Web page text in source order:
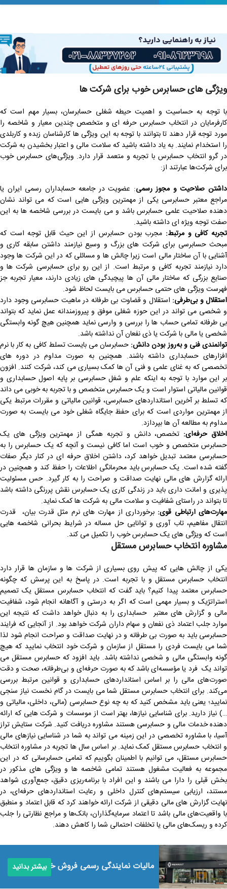
ویژگی های حسابرس خوب برای شرکت ها
با توجه به حساسیت و اهمیت حیطه شغلی حسابرسان، بسیار مهم است که
کارفرمایان در انتخاب حسابرس حرفه ای و متخصص چندین معیار و شاخصه را
مورد توجه قرار دهند تا بتوانند با توجه به این ویژگی ها کارشناسان زبده و کاربلدی
را استخدام نمایند. به یاد داشته باشید که سلامت مالی و اعتبار بخشیدن به شرکت
در گرو انتخاب حسابرس با تجربه و متعمد قرار دارد. ویژگی‌های حسابرس خوب
برای شرکت‌ها عبارتند از:
داشتن صلاحیت و مجوز رسمی: عضویت در جامعه حسابداران رسمی ایران یا
مراجع معتبر حسابرسی یکی از مهمترین ویژگی هایی است که می تواند نشان
دهنده صلاحیت علمی حسابرس باشد و می بایست در بررسی شاخصه ها به این
صفت توجه ویژه ای داشته باشید.
تجربه کافی و مرتبط: مجرب بودن حسابرس از این حیث قابل توجه است که
مبحث حسابرسی برای شرکت های بزرگ و وسیع نیازمند داشتن سابقه کاری و
آشنایی با آن ساختار مالی است زیرا چالش ها و مسائلی که در این شرکت ها وجود
دارد نیازمند تجربه کافی و مرتبط است. از این رو برای حسابرسی شرکت ها و
صنایع بزرگی که ساختار مالی آن ها پیچیدگی های زیادی دارند، معیار تجربه جز
فهرست ویژگی های حتمی حسابرس می بایست لحاظ شود.
استقلال و بی‌طرفی: استقلال و قضاوت بی طرفانه در ماهیت حسابرسی وجود دارد
و شخصی می تواند در این حوزه شغلی موفق و پیروزمندانه عمل نماید که بتواند
بی طرفانه تمامی حساب ها را بررسی و وارسی نماید همچنین هیچ گونه وابستگی
شخصی یا مالی با شرکت یا ذی نفعان آن نداشته باشد.
توانمندی فنی و به‌روز بودن دانش: حسابرسان می بایست تسلط کافی به کار با نرم
افزارهای حسابداری داشته باشند. همچنین به صورت مداوم در دوره های
تخصصی که به غنای علمی و فنی آن ها کمک بسیاری می کند، شرکت کنند. افزون
بر این موارد با توجه به اینکه علم و شغل حسابرسی بر پایه اصول حسابداری و
قوانین مالیاتی استوار است و یک حسابرس متخصص و با تجربه به خوبی می داند
که تسلط بر آخرین استانداردهای حسابرسی، قوانین مالیاتی و مقررات مرتبط یکی
از مهمترین مواردی است که برای حفظ جایگاه شغلی خود می بایست به صورت
مداوم به مطالعه آن ها بپردازد.
اخلاق حرفه‌ای: تخصص، دانش و تجربه همگی از مهمترین ویژگی های یک
حسابرس متخصص و خوب است اما کافی نیست و آنچه که یک حسابرس را به
حسابرسی معتمد تبدیل خواهد کرد، داشتن اخلاق حرفه ای در کنار دیگر صفات
گفته شده است. یک حسابرس باید محرمانگی اطلاعات را حفظ کند و همچنین در
ارائه گزارش های مالی نهایت صداقت و صراحت را به کار گیرد. حس مسئولیت
پذیری و امانت داری باید در زندگی کاری یک حسابرس نقش پررنگی داشته باشد
تا بتواند در راستای شفافیت و سلامت مالی به شرکت ها کمک نماید.
مهارت‌های ارتباطی قوی: برخورداری از مهارت های نرم مثل قدرت بیان، قدرت
انتقال مفاهیم، تاب آوری و توانایی حل مساله در شرایط بحرانی شاخصه هایی
است که ویژگی های یک حسابرس خوب را تکمیل می کند.
مشاوره انتخاب حسابرس مستقل
یکی از چالش هایی که پیش روی بسیاری از شرکت ها و سازمان ها قرار دارد
انتخاب حسابرس مستقل و با تجربه است. در پاسخ به این پرسش که چگونه
حسابرس معتمد پیدا کنیم؟ باید گفت که انتخاب حسابرس مستقل یک تصمیم
استراتژیک و بسیار مهمی است که اگر به درستی و آگاهانه انجام شود، شفافیت
مالی و گزارش های معتبر حسابداری را به دنبال خواهد داشت که نتیجه این
موارد جلب اعتماد ذی نفعان و سهام داران شرکت خواهد بود. از آنجایی که فرایند
حسابرسی باید به صورت بی طرفانه و در نهایت صداقت و صراحت انجام شود لذا
شما می بایست فردی را مستقل از سازمان و شرکت خود انتخاب نمایید که هیچ
گونه وابستگی مالی و شخصی نداشته باشد. باید افزود که حسابرس مستقل می
تواند یک فرد یا مؤسسه‌ای باشد که به صورت حرفه‌ای و بی‌طرفانه، صحت و دقت
صورت‌های مالی را بر اساس استانداردهای حسابداری و قوانین مرتبط بررسی
می‌کند. برای انتخاب حسابرس مستقل شما می بایست در گام نخست نیاز سنجی
نمایید؛ یعنی باید مشخص کنید که به چه نوع حسابرسی (مالی، داخلی، مالیاتی و
…) نیاز دارید. برای شناسایی نیازها، بهتر است از موسسات و شرکت هایی که ارائه
دهنده خدمات مالی و حسابرسی هستند مشاوره دریافت کنید. شرکت ستایش تراز
آسیا، با مشاوره تخصصی در این زمینه می تواند به شما در شناسایی نیازهای مالی
و انتخاب حسابرس مستقل کمک نماید. بر اساس سال ها تجربه در مشاوره انتخاب
حسابرس مستقل، می توانیم با اطمینان بگوییم که تمامی حسابرسانی که در این
مجموعه به فعالیت مشغول هستند تمامی شاخصه ها و ویژگی های مذکور در
بخش قبلی را دارا می باشند و این افراد با برنامه‌ریزی دقیق، جمع‌آوری شواهد
مستند، ارزیابی سیستم‌های کنترل داخلی و رعایت استانداردهای حرفه‌ای، در
نهایت گزارش های مالی دقیقی از شرکت ارائه خواهند کرد که قابل اعتماد و منطبق
با واقعیت‌های مالی باشد تا اعتماد سرمایه‌گذاران، بانک‌ها و مراجع نظارتی را جلب
کرده و ریسک‌های مالی یا تخلفات احتمالی شما را کاهش دهند.
مالیات نمایندگی رسمی فروش خودروبیشتر بدانید